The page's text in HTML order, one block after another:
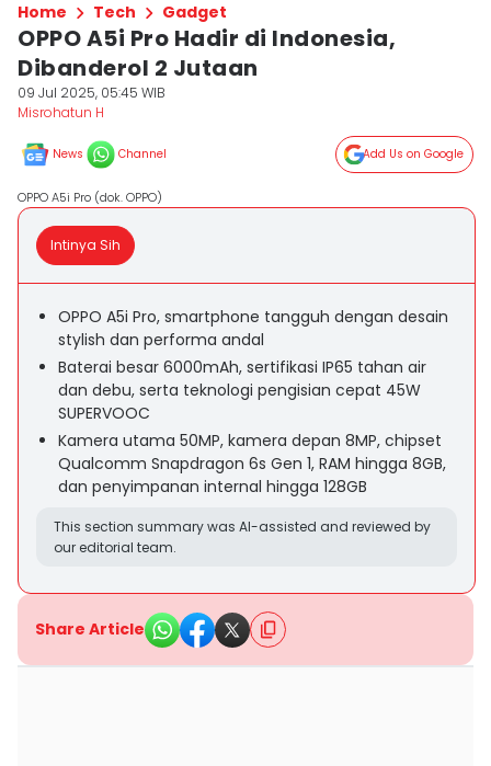
Home Tech Gadget
OPPO A5i Pro Hadir di Indonesia,
Dibanderol 2 Jutaan
09 Jul 2025, 05:45 WIB
Misrohatun H
News Channel Add Us on Google
OPPO A5i Pro (dok. OPPO)
Intinya Sih
OPPO A5i Pro, smartphone tangguh dengan desain
stylish dan performa andal
Baterai besar 6000mAh, sertifikasi IP65 tahan air
dan debu, serta teknologi pengisian cepat 45W
SUPERVOOC
Kamera utama 50MP, kamera depan 8MP, chipset
Qualcomm Snapdragon 6s Gen 1, RAM hingga 8GB,
dan penyimpanan internal hingga 128GB
This section summary was AI-assisted and reviewed by
our editorial team.
Share Article